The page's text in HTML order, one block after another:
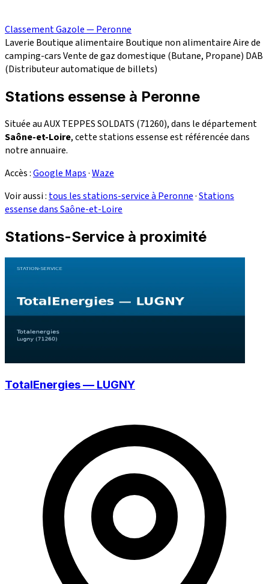
Classement Gazole — Peronne
Laverie Boutique alimentaire Boutique non alimentaireAire de
camping-carsVente de gaz domestique (Butane, Propane) DAB
(Distributeur automatique de billets)
Stations essense à Peronne
Située au AUX TEPPES SOLDATS (71260), dans le département
Saône-et-Loire, cette stations essense est référencée dans
notre annuaire.
Accès :Google Maps·Waze
Voir aussi : tous les stations-service à Peronne·Stations
essense dans Saône-et-Loire
Stations-Service à proximité
TotalEnergies — LUGNY